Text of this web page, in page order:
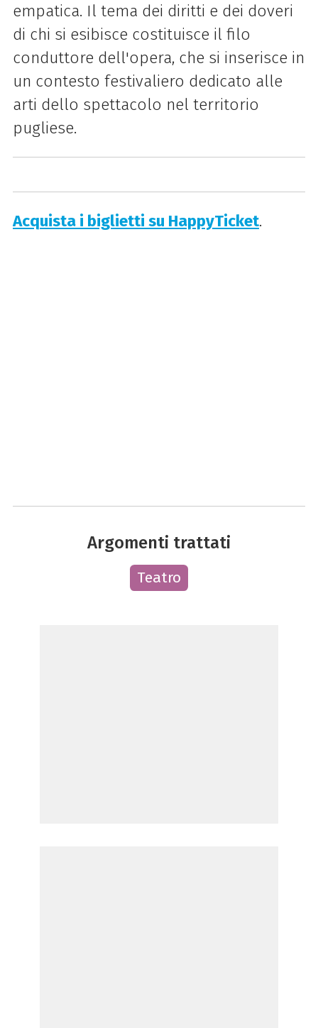
empatica. Il tema dei diritti e dei doveri
di chi si esibisce costituisce il filo
conduttore dell'opera, che si inserisce in
un contesto festivaliero dedicato alle
arti dello spettacolo nel territorio
pugliese.
Acquista i biglietti su HappyTicket.
Argomenti trattati
Teatro